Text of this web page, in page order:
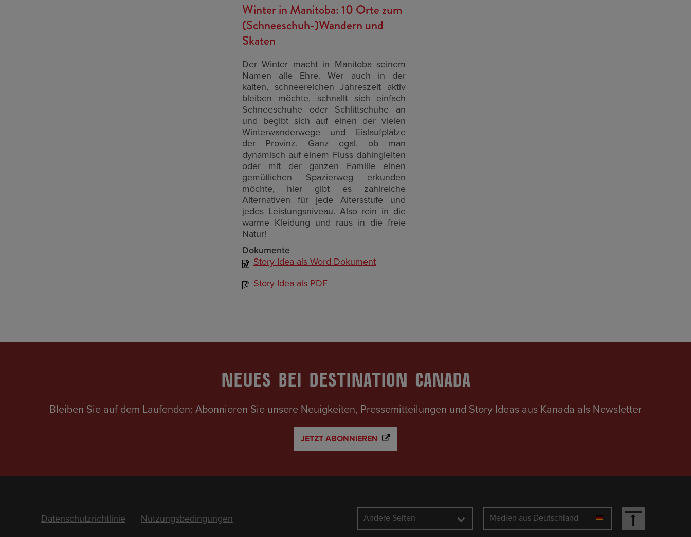
Winter in Manitoba: 10 Orte zum
(Schneeschuh-)Wandern und
Skaten
Der Winter macht in Manitoba seinem
Namen alle Ehre. Wer auch in der
kalten, schneereichen Jahreszeit aktiv
bleiben möchte, schnallt sich einfach
Schneeschuhe oder Schlittschuhe an
und begibt sich auf einen der vielen
Winterwanderwege und Eislaufplätze
der Provinz. Ganz egal, ob man
dynamisch auf einem Fluss dahingleiten
oder mit der ganzen Familie einen
gemütlichen Spazierweg erkunden
möchte, hier gibt es zahlreiche
Alternativen für jede Altersstufe und
jedes Leistungsniveau. Also rein in die
warme Kleidung und raus in die freie
Natur!
Dokumente
Story Idea als Word Dokument
Story Idea als PDF
NEUES BEI DESTINATION CANADA
Bleiben Sie auf dem Laufenden: Abonnieren Sie unsere Neuigkeiten, Pressemitteilungen und Story Ideas aus Kanada als Newsletter
JETZT ABONNIEREN
Footer
Datenschutzrichtlinie Nutzungsbedingungen Andere Seiten Medien aus Deutschland